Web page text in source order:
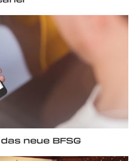
neue BFSG